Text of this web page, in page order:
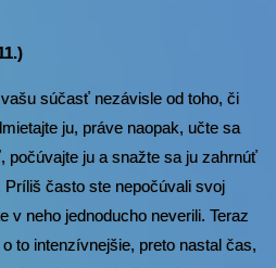
súčasť nezávisle od toho, či
ju, práve naopak, učte sa
počúvajte ju a snažte sa ju zahrnúť
často ste nepočúvali svoj
v neho jednoducho neverili. Teraz
to intenzívnejšie, preto nastal čas,